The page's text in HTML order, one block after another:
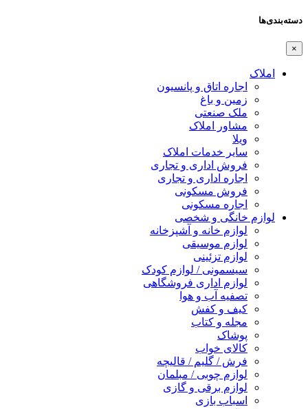
دسته‌بندی‌ها
×
املاک
اجاره اتاق و پانسیون
زمین و باغ
ملک صنعتی
مشاور املاک
ویلا
سایر خدمات املاک
فروش اداری و تجاری
اجاره اداری و تجاری
فروش مسکونی
اجاره مسکونی
لوازم خانگی و شخصی
لوازم خانه و آشپزخانه
لوازم موسیقی
لوازم تزئینی
سیسمونی / لوازم کودک
لوازم اداری فروشگاهی
تصفیه آب و هوا
کیف و کفش
مجله و کتاب
پوشاک
کالای خواب
فرش / گلیم / قالیچه
لوازم چوبی / مبلمان
لوازم برقی و گازی
اسباب بازی